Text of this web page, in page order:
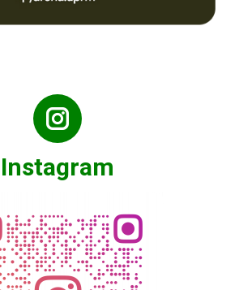
Instagram